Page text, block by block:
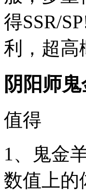
得SSR/
利，超高
阴阳师
值得
1、鬼金
数值上的